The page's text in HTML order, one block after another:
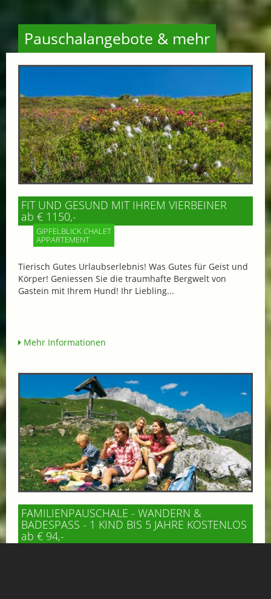
Pauschalangebote & mehr
FIT UND GESUND MIT IHREM VIERBEINER
ab € 1150,-
GIPFELBLICK CHALET
APPARTEMENT
Tierisch Gutes Urlaubserlebnis! Was Gutes für Geist und
Körper! Geniessen Sie die traumhafte Bergwelt von
Gastein mit Ihrem Hund! Ihr Liebling...
Mehr Informationen
FAMILIENPAUSCHALE - WANDERN &
BADESPASS - 1 KIND BIS 5 JAHRE KOSTENLOS
ab € 94,-